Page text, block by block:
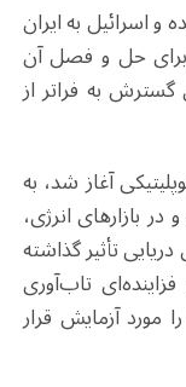
اسرائیل به ایران
برای حل و فصل آن
به فراتر از
آغاز شد، به
بازارهای انرژی،
تأثیر گذاشته
تاب‌آوری
مورد آزمایش قرار